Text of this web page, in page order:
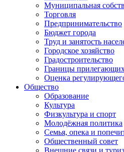
Муниципальная
Торговля
Предпринимательство
Бюджет города
Труд и занятость
Городское хозяйство
Градостроительство
Границы
Оценка
Общество
Образование
Культура
Физкультура и спорт
Молодёжная политика
Семья, опека и
Общественный совет
Внешние связи и